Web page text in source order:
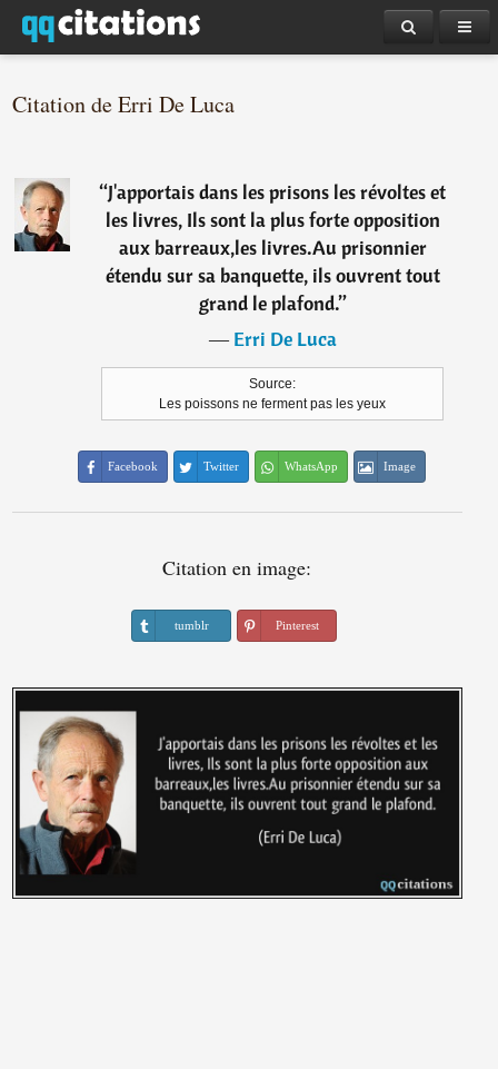
Citation de Erri De Luca
“J'apportais dans les prisons les révoltes et
les livres, Ils sont la plus forte opposition
aux barreaux,les livres.Au prisonnier
étendu sur sa banquette, ils ouvrent tout
grand le plafond.”
―Erri De Luca
Source:
Les poissons ne ferment pas les yeux
Facebook Twitter WhatsApp Image
Citation en image:
tumblr Pinterest